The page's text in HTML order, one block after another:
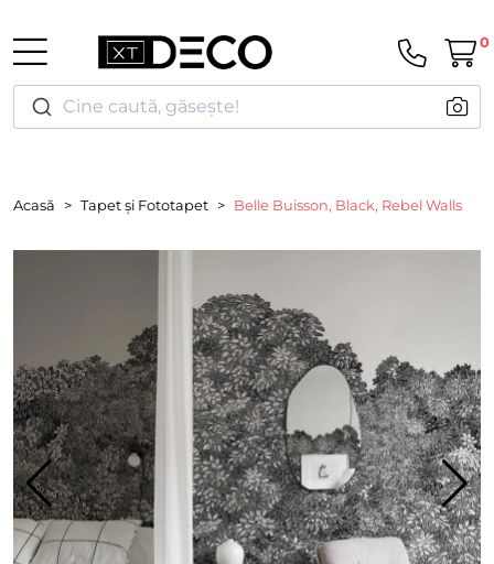
Cine caută, găsește!
0
Acasă Tapet și Fototapet Belle Buisson, Black, Rebel Walls